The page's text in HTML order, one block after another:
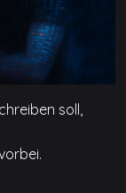
soll,